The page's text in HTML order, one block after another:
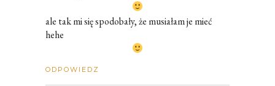
ale tak mi się spodobały, że musiałam je mieć
hehe
ODPOWIEDZ